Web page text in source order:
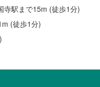
寺駅まで15m (徒歩1分)
(徒歩1分)